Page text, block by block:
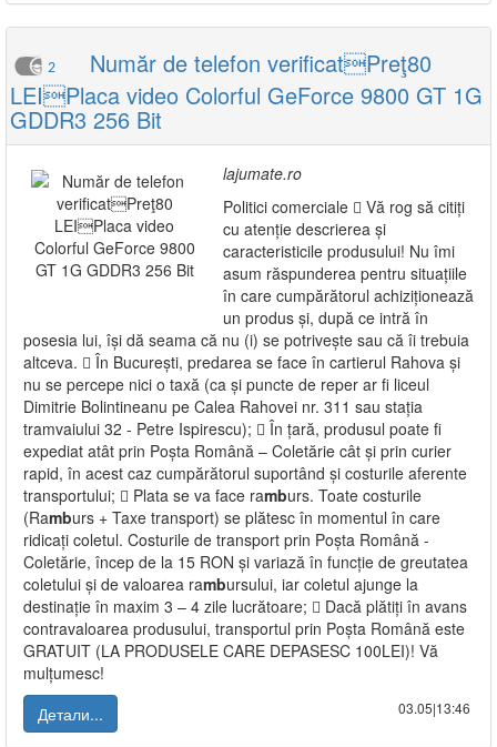
2
Număr de telefon verificatPreţ80
LEIPlaca video Colorful GeForce 9800 GT 1G
GDDR3 256 Bit
lajumate.ro
Politici comerciale  Vă rog să citiți
cu atenție descrierea și
caracteristicile produsului! Nu îmi
asum răspunderea pentru situațiile
în care cumpărătorul achiziționează
un produs și, după ce intră în
posesia lui, își dă seama că nu (i) se potrivește sau că îi trebuia
altceva.  În București, predarea se face în cartierul Rahova și
nu se percepe nici o taxă (ca și puncte de reper ar fi liceul
Dimitrie Bolintineanu pe Calea Rahovei nr. 311 sau stația
tramvaiului 32 - Petre Ispirescu);  În țară, produsul poate fi
expediat atât prin Poșta Română – Coletărie cât și prin curier
rapid, în acest caz cumpărătorul suportând și costurile aferente
transportului;  Plata se va face ramburs. Toate costurile
(Ramburs + Taxe transport) se plătesc în momentul în care
ridicați coletul. Costurile de transport prin Poșta Română -
Coletărie, încep de la 15 RON și variază în funcție de greutatea
coletului și de valoarea rambursului, iar coletul ajunge la
destinație în maxim 3 – 4 zile lucrătoare;  Dacă plătiți în avans
contravaloarea produsului, transportul prin Poșta Română este
GRATUIT (LA PRODUSELE CARE DEPASESC 100LEI)! Vă
mulțumesc!
Детали...
03.05|13:46